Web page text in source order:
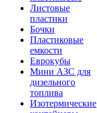
Листовые
пластики
Бочки
Пластиковые
емкости
Еврокубы
Мини АЗС для
дизельного
топлива
Изотермические